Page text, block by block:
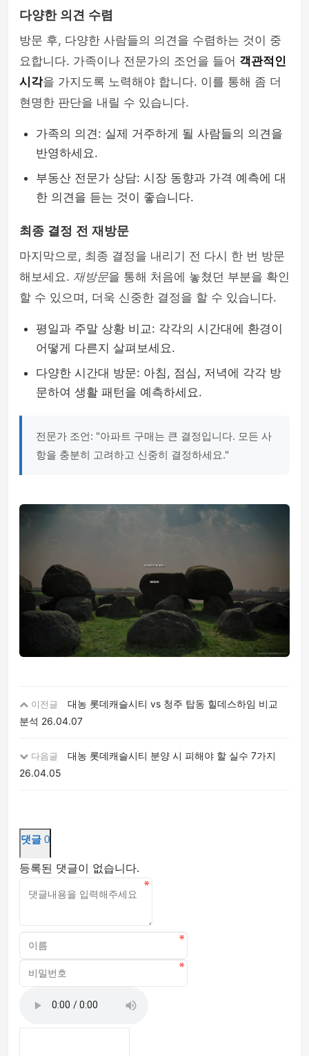
다양한 의견 수렴
방문 후, 다양한 사람들의 의견을 수렴하는 것이 중
요합니다. 가족이나 전문가의 조언을 들어 객관적인
시각을 가지도록 노력해야 합니다. 이를 통해 좀 더
현명한 판단을 내릴 수 있습니다.
가족의 의견: 실제 거주하게 될 사람들의 의견을
반영하세요.
부동산 전문가 상담: 시장 동향과 가격 예측에 대
한 의견을 듣는 것이 좋습니다.
최종 결정 전 재방문
마지막으로, 최종 결정을 내리기 전 다시 한 번 방문
해보세요. 재방문을 통해 처음에 놓쳤던 부분을 확인
할 수 있으며, 더욱 신중한 결정을 할 수 있습니다.
평일과 주말 상황 비교: 각각의 시간대에 환경이
어떻게 다른지 살펴보세요.
다양한 시간대 방문: 아침, 점심, 저녁에 각각 방
문하여 생활 패턴을 예측하세요.
전문가 조언: "아파트 구매는 큰 결정입니다. 모든 사
항을 충분히 고려하고 신중히 결정하세요."
이전글
대농 롯데캐슬시티 vs 청주 탑동 힐데스하임 비교
분석 26.04.07
다음글
대농 롯데캐슬시티 분양 시 피해야 할 실수 7가지
26.04.05
댓글 0
등록된 댓글이 없습니다.